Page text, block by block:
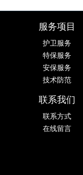
服务项目
护卫服务
特保服务
安保服务
技术防范
联系我们
联系方式
在线留言